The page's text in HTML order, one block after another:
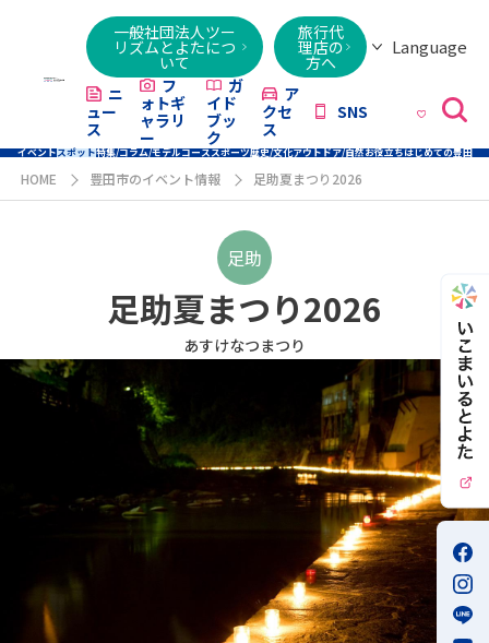
一般社団法人ツー
リズムとよたにつ
いて
旅行代
理店の
方へ
Language
Việt
ニ
ュー
ス
フ
ォトギ
ャラリ
ー
ガ
イド
ブッ
ク
ア
クセ
ス
SNS
イベントスポット特集/コラム/モデルコーススポーツ歴史/文化アウトドア/自然お役立ちはじめての豊田
HOME 豊田市のイベント情報 足助夏まつり2026
足助
足助夏まつり2026
あすけなつまつり